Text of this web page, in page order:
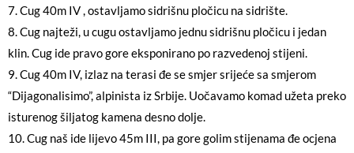
7. Cug 40m IV , ostavljamo sidrišnu pločicu na sidrište.
8. Cug najteži, u cugu ostavljamo jednu sidrišnu pločicu i jedan
klin. Cug ide pravo gore eksponirano po razvedenoj stijeni.
9. Cug 40m IV, izlaz na terasi đe se smjer srijeće sa smjerom
“Dijagonalisimo”, alpinista iz Srbije. Uočavamo komad užeta preko
isturenog šiljatog kamena desno dolje.
10. Cug naš ide lijevo 45m III, pa gore golim stijenama đe ocjena